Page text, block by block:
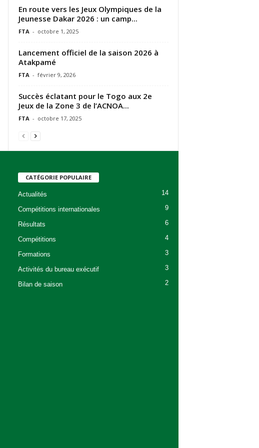
En route vers les Jeux Olympiques de la
Jeunesse Dakar 2026 : un camp...
FTA - octobre 1, 2025
Lancement officiel de la saison 2026 à
Atakpamé
FTA - février 9, 2026
Succès éclatant pour le Togo aux 2e
Jeux de la Zone 3 de l’ACNOA...
FTA - octobre 17, 2025
CATÉGORIE POPULAIRE
Actualités 14
Compétitions internationales 9
Résultats 6
Compétitions 4
Formations 3
Activités du bureau exécutif 3
Bilan de saison 2